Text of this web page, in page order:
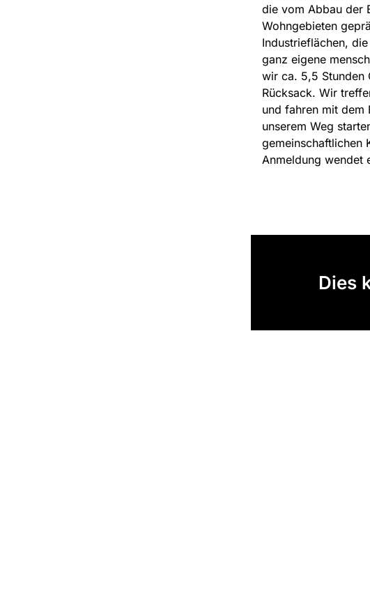
die vom Abbau der
Wohngebieten
Industrieflächen,
ganz eigene
wir ca. 5,5 Stunden
Rücksack. Wir
und fahren mit dem
unserem Weg
gemeinschaftlichen
Anmeldung wendet
Dies